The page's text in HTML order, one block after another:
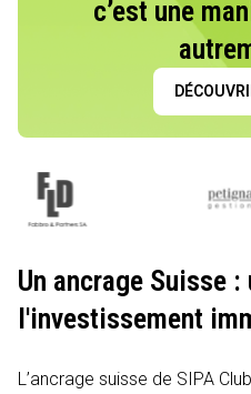
c’est une
Un ancrage Suisse
l'investissement
L’ancrage suisse de SIPA